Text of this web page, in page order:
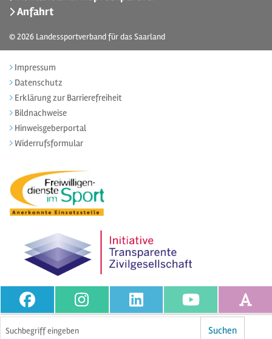
Anfahrt
© 2026 Landessportverband für das Saarland
Impressum
Datenschutz
Erklärung zur Barrierefreiheit
Bildnachweise
Hinweisgeberportal
Widerrufsformular
Suchen